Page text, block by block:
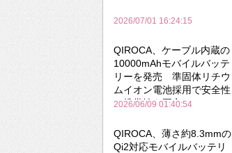
2026/07/01 16:24:15
QIROCA、ケーブル内蔵の
10000mAhモバイルバッテ
リーを発売 準固体リチウ
ムイオン電池採用で安全性
と携帯性を両立
2026/06/09 01:40:54
QIROCA、薄さ約8.3mmの
Qi2対応モバイルバッテリ